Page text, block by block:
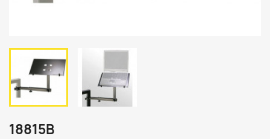
18815B